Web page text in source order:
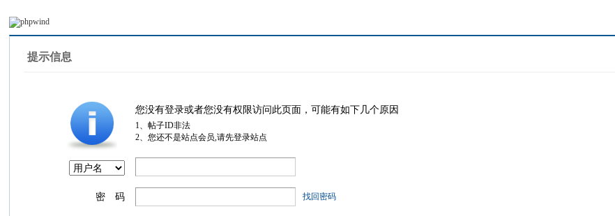
提示信息
您没有登录或者您没有权限访问此页面，可能有如下几个原因
1、帖子ID非法
2、您还不是站点会员,请先登录站点
密 码 找回密码